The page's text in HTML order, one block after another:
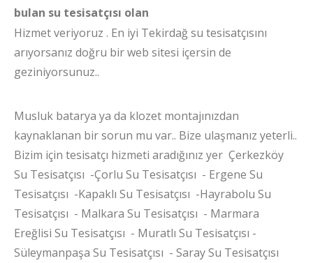
bulan su tesisatçısı olan
Hizmet veriyoruz . En iyi Tekirdağ su tesisatçısını
arıyorsanız doğru bir web sitesi içersin de
geziniyorsunuz..
Musluk batarya ya da klozet montajınızdan
kaynaklanan bir sorun mu var.. Bize ulaşmanız yeterli..
Bizim için tesisatçı hizmeti aradığınız yer Çerkezköy
Su Tesisatçısı -Çorlu Su Tesisatçısı - Ergene Su
Tesisatçısı -Kapaklı Su Tesisatçısı -Hayrabolu Su
Tesisatçısı - Malkara Su Tesisatçısı - Marmara
Ereğlisi Su Tesisatçısı - Muratlı Su Tesisatçısı -
Süleymanpaşa Su Tesisatçısı - Saray Su Tesisatçısı